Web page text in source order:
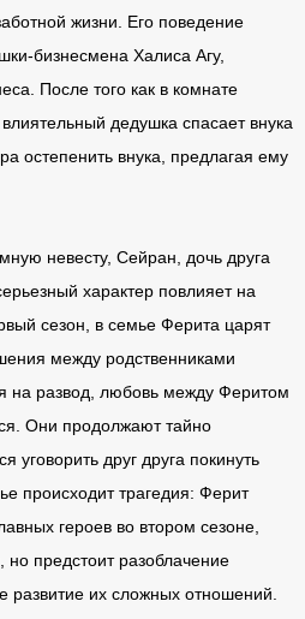
жизни. Его поведение
бизнесмена Халиса Агу,
После того как в комнате
дедушка спасает внука
остепенить внука, предлагая ему
невесту, Сейран, дочь друга
характер повлияет на
сезон, в семье Ферита царят
между родственниками
на развод, любовь между Феритом
Они продолжают тайно
уговорить друг друга покинуть
происходит трагедия: Ферит
героев во втором сезоне,
но предстоит разоблачение
их сложных отношений.